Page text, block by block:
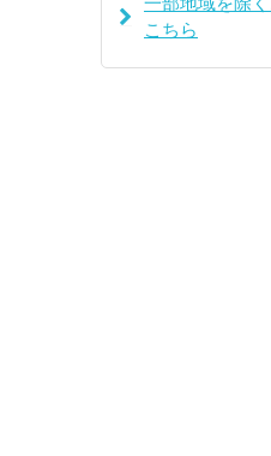
一部地域を除
こちら